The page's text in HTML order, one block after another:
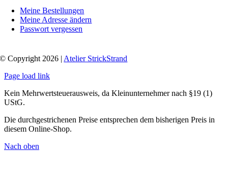
Meine Bestellungen
Meine Adresse ändern
Passwort vergessen
© Copyright 2026 | Atelier StrickStrand
Page load link
Kein Mehrwertsteuerausweis, da Kleinunternehmer nach §19 (1)
UStG.
Die durchgestrichenen Preise entsprechen dem bisherigen Preis in
diesem Online-Shop.
Nach oben